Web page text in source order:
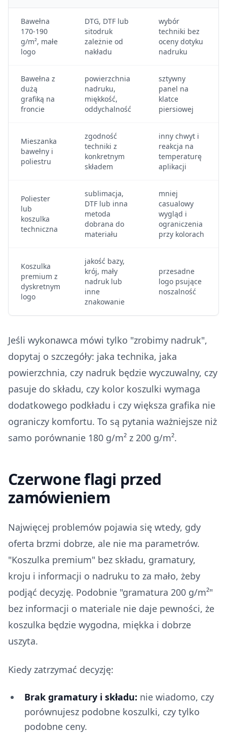
Bawełna
170-190
g/m², małe
logo
DTG, DTF lub
sitodruk
zależnie od
nakładu
wybór
techniki bez
oceny dotyku
nadruku
Bawełna z
dużą
grafiką na
froncie
powierzchnia
nadruku,
miękkość,
oddychalność
sztywny
panel na
klatce
piersiowej
Mieszanka
bawełny i
poliestru
zgodność
techniki z
konkretnym
składem
inny chwyt i
reakcja na
temperaturę
aplikacji
Poliester
lub
koszulka
techniczna
sublimacja,
DTF lub inna
metoda
dobrana do
materiału
mniej
casualowy
wygląd i
ograniczenia
przy kolorach
Koszulka
premium z
dyskretnym
logo
jakość bazy,
krój, mały
nadruk lub
inne
znakowanie
przesadne
logo psujące
noszalność
Jeśli wykonawca mówi tylko "zrobimy nadruk",
dopytaj o szczegóły: jaka technika, jaka
powierzchnia, czy nadruk będzie wyczuwalny, czy
pasuje do składu, czy kolor koszulki wymaga
dodatkowego podkładu i czy większa grafika nie
ograniczy komfortu. To są pytania ważniejsze niż
samo porównanie 180 g/m² z 200 g/m².
Czerwone flagi przed
zamówieniem
Najwięcej problemów pojawia się wtedy, gdy
oferta brzmi dobrze, ale nie ma parametrów.
"Koszulka premium" bez składu, gramatury,
kroju i informacji o nadruku to za mało, żeby
podjąć decyzję. Podobnie "gramatura 200 g/m²"
bez informacji o materiale nie daje pewności, że
koszulka będzie wygodna, miękka i dobrze
uszyta.
Kiedy zatrzymać decyzję:
Brak gramatury i składu: nie wiadomo, czy
porównujesz podobne koszulki, czy tylko
podobne ceny.